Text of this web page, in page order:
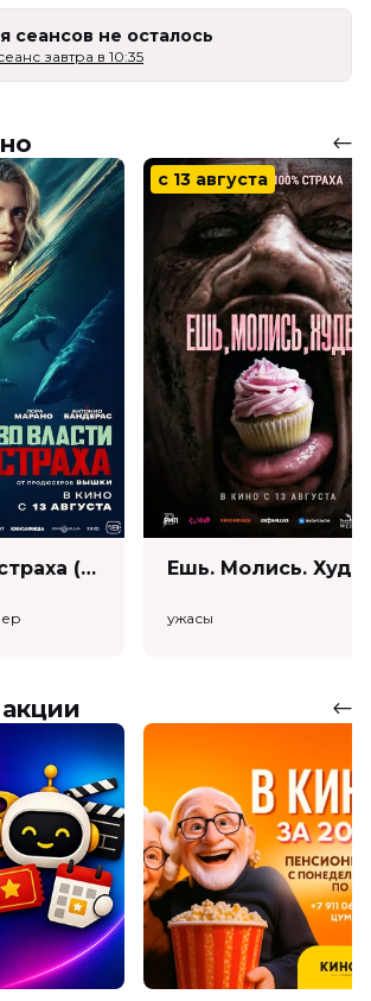
сеансов не осталось
завтра в 10:35
Во власти страха (18+)
с 13 августа
ужасы